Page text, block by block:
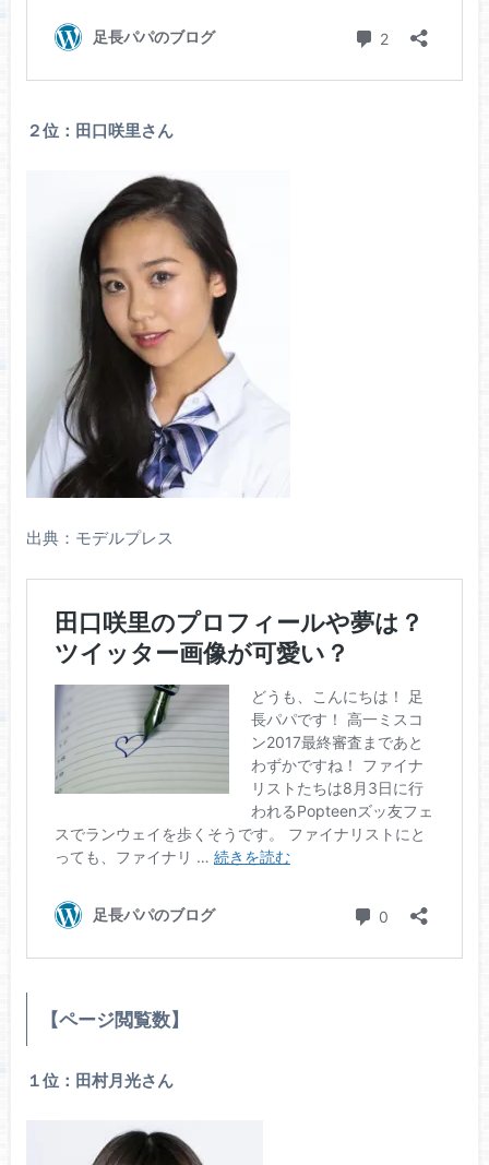
２位：田口咲里さん
出典：モデルプレス
【ページ閲覧数】
１位：田村月光さん